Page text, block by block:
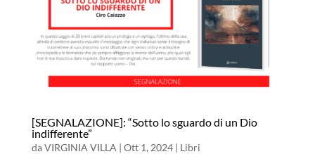
[SEGNALAZIONE]: “Sotto lo sguardo di un Dio
indifferente”
daVIRGINIA VILLA | Ott 1, 2024| Libri